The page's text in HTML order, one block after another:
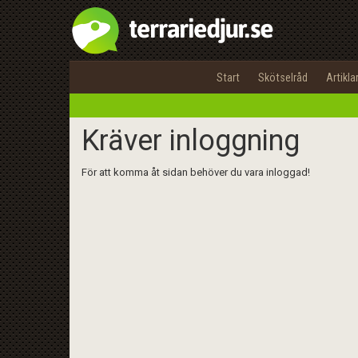
Start Skötselråd Artiklar
Kräver inloggning
För att komma åt sidan behöver du vara inloggad!